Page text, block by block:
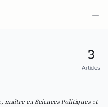
3
Articles
maître en Sciences Politiques et